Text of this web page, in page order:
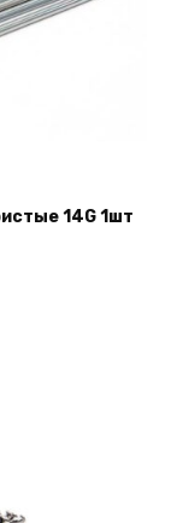
14G 1шт